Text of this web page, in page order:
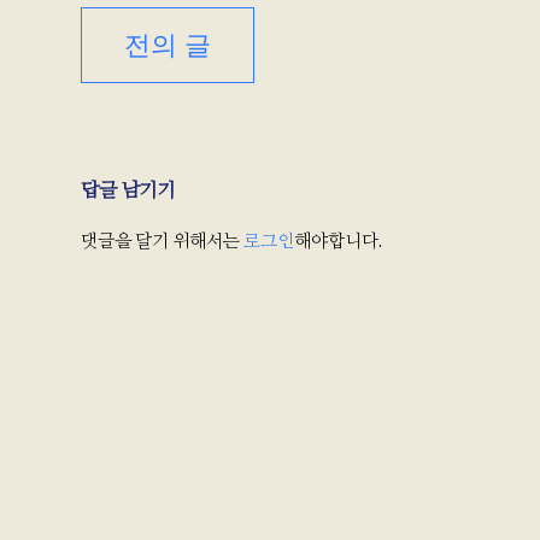
전의 글
답글 남기기
댓글을 달기 위해서는 로그인해야합니다.